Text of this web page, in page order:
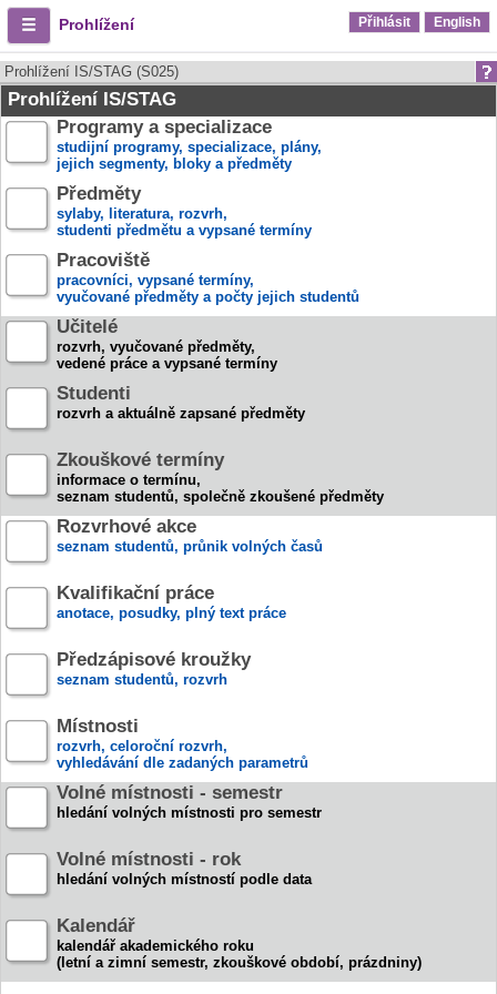
Prohlížení Přihlásit English
Prohlížení IS/STAG (S025)
Prohlížení IS/STAG
Programy a specializace
studijní programy, specializace, plány,
jejich segmenty, bloky a předměty
Předměty
sylaby, literatura, rozvrh,
studenti předmětu a vypsané termíny
Pracoviště
pracovníci, vypsané termíny,
vyučované předměty a počty jejich studentů
Učitelé
rozvrh, vyučované předměty,
vedené práce a vypsané termíny
Studenti
rozvrh a aktuálně zapsané předměty
Zkouškové termíny
informace o termínu,
seznam studentů, společně zkoušené předměty
Rozvrhové akce
seznam studentů, průnik volných časů
Kvalifikační práce
anotace, posudky, plný text práce
Předzápisové kroužky
seznam studentů, rozvrh
Místnosti
rozvrh, celoroční rozvrh,
vyhledávání dle zadaných parametrů
Volné místnosti - semestr
hledání volných místnosti pro semestr
Volné místnosti - rok
hledání volných místností podle data
Kalendář
kalendář akademického roku
(letní a zimní semestr, zkouškové období, prázdniny)